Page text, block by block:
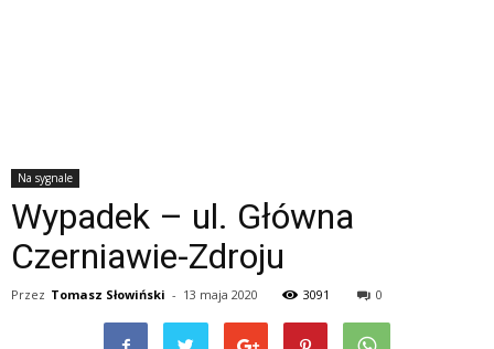
Na sygnale
Wypadek – ul. Główna
Czerniawie-Zdroju
Przez Tomasz Słowiński - 13 maja 2020 3091 0